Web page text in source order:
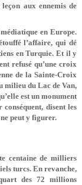
aux ennemis de
en Europe.
l’affaire, qui dé
en Turquie. Et il y
refusé qu’une croix
de la Sainte-Croix
milieu du Lac de Van,
est un monument
disent les
peut y figurer.
centaine de milliers
turcs. En revanche,
des 72 millions